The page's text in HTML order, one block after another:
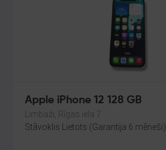
Apple iPhone 12 128 GB
Limbaži, Rīgas iela 7
Stāvoklis Lietots (Garantija 6 mēneši)